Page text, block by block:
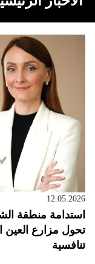
12.05.2026
استدامة منطقة
تحول مزارع العين
تنافسية